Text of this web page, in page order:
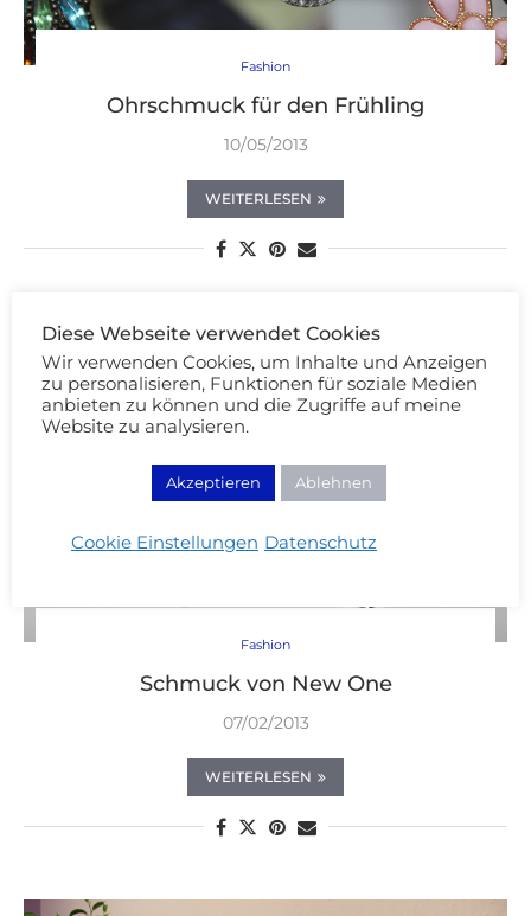
Fashion
Ohrschmuck für den Frühling
10/05/2013
WEITERLESEN
Fashion
Schmuck von New One
07/02/2013
WEITERLESEN
Diese Webseite verwendet Cookies
Wir verwenden Cookies, um Inhalte und Anzeigen
zu personalisieren, Funktionen für soziale Medien
anbieten zu können und die Zugriffe auf meine
Website zu analysieren.
Akzeptieren Ablehnen
Cookie Einstellungen Datenschutz